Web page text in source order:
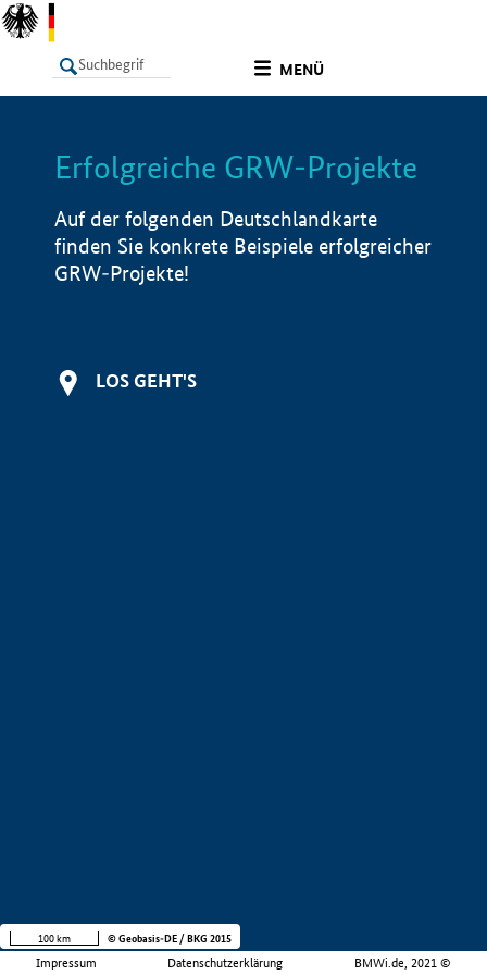
MENÜ
LISTE Info
Erfolgreiche GRW-Projekte
Auf der folgenden Deutschlandkarte
finden Sie konkrete Beispiele erfolgreicher
GRW-Projekte!
LOS GEHT'S
Impressum Datenschutzerklärung BMWi.de, 2021 ©
100 km © Geobasis-DE / BKG 2015